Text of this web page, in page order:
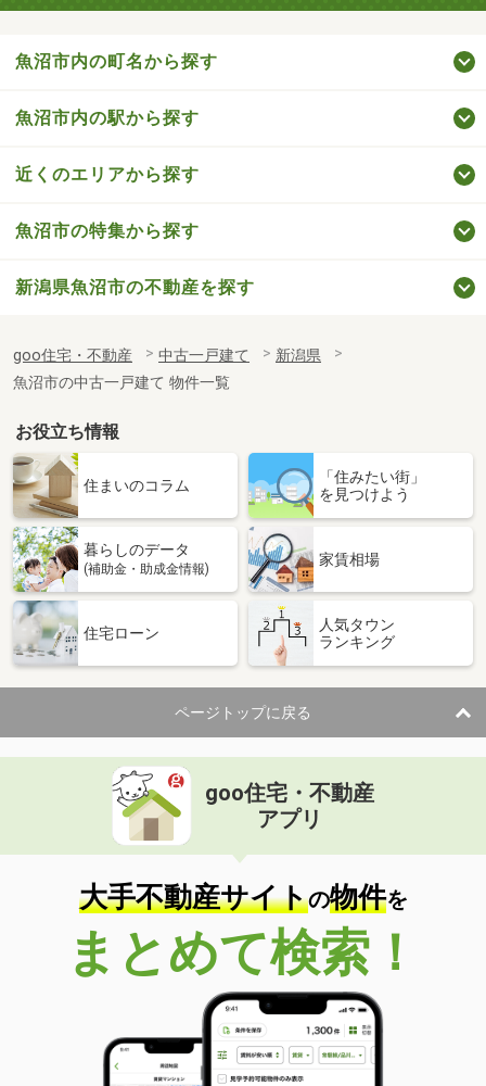
魚沼市内の町名から探す
魚沼市内の駅から探す
近くのエリアから探す
魚沼市の特集から探す
新潟県魚沼市の不動産を探す
goo住宅・不動産 中古一戸建て
新潟県
魚沼市の中古一戸建て 物件一覧
お役立ち情報
住まいのコラム
「住みたい街」
を見つけよう
暮らしのデータ
(補助金・助成金情報)
家賃相場
住宅ローン
人気タウン
ランキング
ページトップに戻る
goo住宅・不動産
アプリ
大手不動産サイトの物件を
まとめて検索！